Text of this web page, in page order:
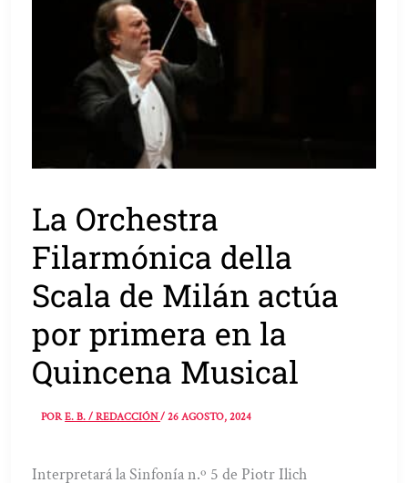
La Orchestra
Filarmónica della
Scala de Milán actúa
por primera en la
Quincena Musical
PORE. B. / REDACCIÓN/26 AGOSTO, 2024
Interpretará la Sinfonía n.º 5 de Piotr Ilich